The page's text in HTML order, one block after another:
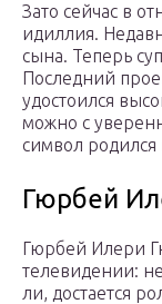
Зато сейчас в
идиллия.
сына. Теперь
Последний
удостоился
можно с
символ родился
Гюрбей
Гюрбей Илери
телевидении:
ли, достается